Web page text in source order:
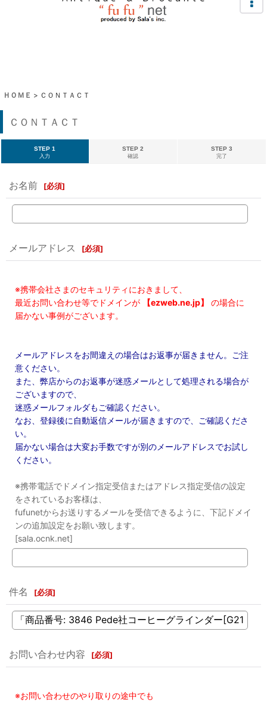
ＨＯＭＥ > ＣＯＮＴＡＣＴ
ＣＯＮＴＡＣＴ
STEP 1
入力
STEP 2
確認
STEP 3
完了
お名前 [必須]
メールアドレス [必須]
※携帯会社さまのセキュリティにおきまして、
最近お問い合わせ等でドメインが
【ezweb.ne.jp】
の場合に
届かない事例がございます。
メールアドレスをお間違えの場合はお返事が届きません。ご注
意ください。
また、弊店からのお返事が迷惑メールとして処理される場合が
ございますので、
迷惑メールフォルダもご確認ください。
なお、登録後に自動返信メールが届きますので、ご確認くださ
い。
届かない場合は大変お手数ですが別のメールアドレスでお試し
ください。
※携帯電話でドメイン指定受信またはアドレス指定受信の設定
をされているお客様は、
fufunetからお送りするメールを受信できるように、下記ドメイ
ンの追加設定をお願い致します。
[sala.ocnk.net]
件名 [必須]
お問い合わせ内容 [必須]
※お問い合わせのやり取りの途中でも